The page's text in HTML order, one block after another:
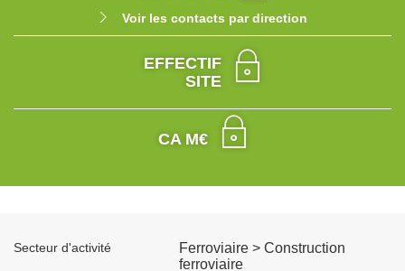
Voir les contacts par direction
EFFECTIF
SITE
CA M€
Secteur d'activité
Ferroviaire > Construction
ferroviaire